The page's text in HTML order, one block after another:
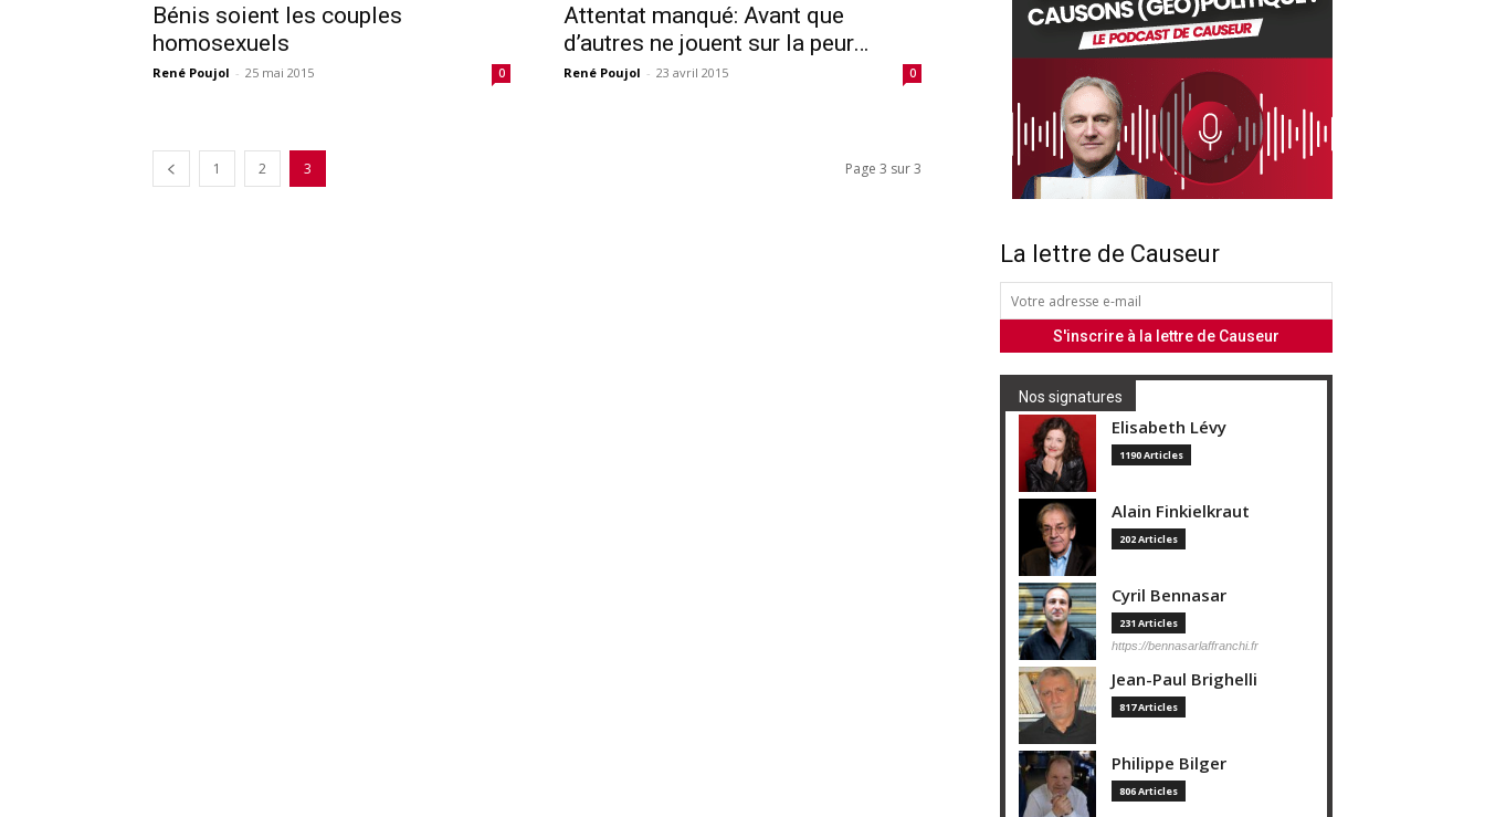
Bénis soient les couples
homosexuels
René Poujol - 25 mai 2015 0
Attentat manqué: Avant que
d’autres ne jouent sur la peur…
René Poujol - 23 avril 2015 0
1 2 3 Page 3 sur 3
La lettre de Causeur
Nos signatures
Elisabeth Lévy
1190 Articles
Alain Finkielkraut
202 Articles
Cyril Bennasar
231 Articles
https://bennasarlaffranchi.fr
Jean-Paul Brighelli
817 Articles
Philippe Bilger
806 Articles